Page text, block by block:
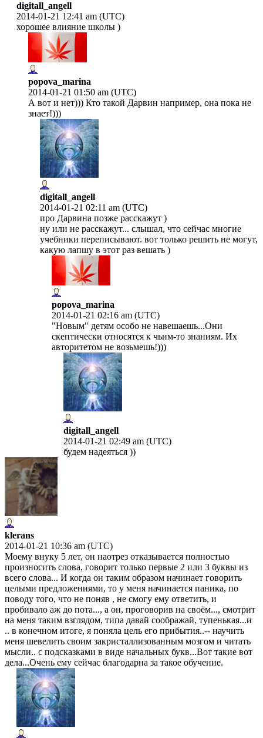
digitall_angell
2014-01-21 12:41 am (UTC)
хорошее влияние школы )
popova_marina
2014-01-21 01:50 am (UTC)
А вот и нет))) Кто такой Дарвин например, она пока не
знает!)))
digitall_angell
2014-01-21 02:11 am (UTC)
про Дарвина позже расскажут )
ну или не расскажут... слышал, что сейчас многие
учебники переписывают. вот только решить не могут,
какую лапшу в этот раз вешать )
popova_marina
2014-01-21 02:16 am (UTC)
"Новым" детям особо не навешаешь...Они
скептически относятся к чьим-то знаниям. Их
авторитетом не возьмешь!)))
digitall_angell
2014-01-21 02:49 am (UTC)
будем надеяться ))
klerans
2014-01-21 10:36 am (UTC)
Моему внуку 5 лет, он наотрез отказывается полностью
произносить слова, говорит только первые 2 или 3 буквы из
всего слова... И когда он таким образом начинает говорить
целыми предложениями, то у меня начинается паника, по
поводу того, что не поняв , не смогу ему ответить, и
пробивало аж до пота..., а он, проговорив на своём..., смотрит
на меня таким взглядом, типа давай соображай, тупенькая...и
.. в конечном итоге, я поняла цель его прибытия..-- научить
меня шевелить своим закристаллизованным мозгом и читать
мысли.. с подсказками в виде начальных букв...Вот такие вот
дела...Очень ему сейчас благодарна за такое обучение.